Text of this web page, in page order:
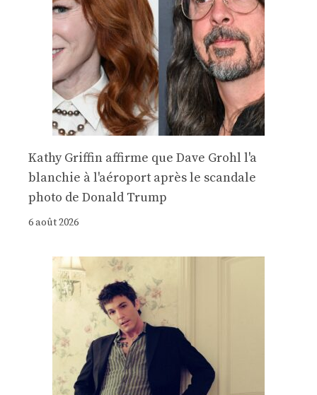
Kathy Griffin affirme que Dave Grohl l'a
blanchie à l'aéroport après le scandale
photo de Donald Trump
6 août 2026